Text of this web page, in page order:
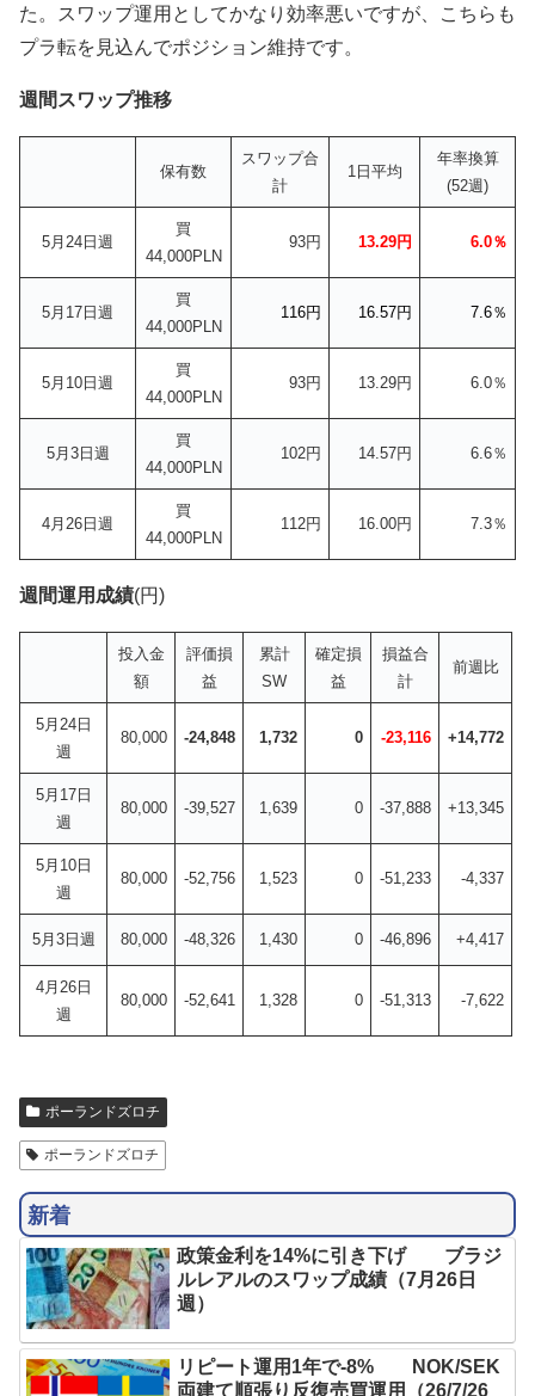
た。スワップ運用としてかなり効率悪いですが、こちらも
プラ転を見込んでポジション維持です。
週間スワップ推移
保有数
スワップ合
計
1日平均
年率換算
(52週)
5月24日週
買
44,000PLN
93円 13.29円 6.0％
5月17日週
買
44,000PLN
116円 16.57円 7.6％
5月10日週
買
44,000PLN
93円 13.29円 6.0％
5月3日週
買
44,000PLN
102円 14.57円 6.6％
4月26日週
買
44,000PLN
112円 16.00円 7.3％
週間運用成績(円)
投入金
額
評価損
益
累計
SW
確定損
益
損益合
計
前週比
5月24日
週
80,000 -24,848 1,732 0 -23,116 +14,772
5月17日
週
80,000 -39,527 1,639 0 -37,888 +13,345
5月10日
週
80,000 -52,756 1,523 0 -51,233 -4,337
5月3日週 80,000 -48,326 1,430 0 -46,896 +4,417
4月26日
週
80,000 -52,641 1,328 0 -51,313 -7,622
ポーランドズロチ
ポーランドズロチ
新着
政策金利を14%に引き下げ ブラジ
ルレアルのスワップ成績（7月26日
週）
リピート運用1年で-8% NOK/SEK
両建て順張り反復売買運用（26/7/26